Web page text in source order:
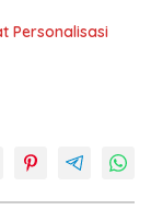
Personalisasi